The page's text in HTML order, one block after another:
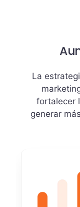
La
fortalecer
generar